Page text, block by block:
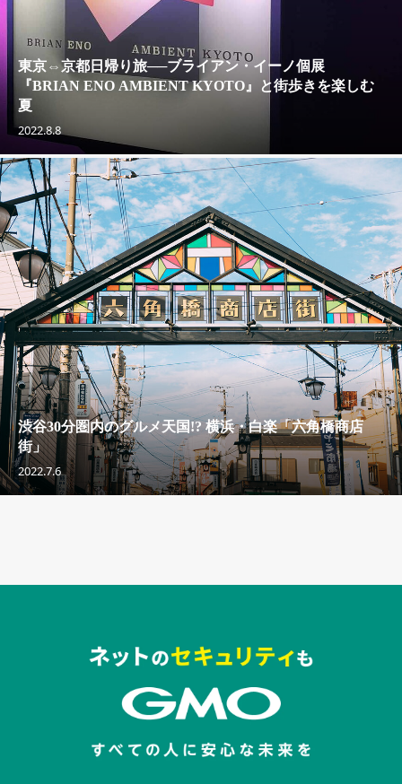
東京⇔京都日帰り旅──ブライアン・イーノ個展
『BRIAN ENO AMBIENT KYOTO』と街歩きを楽しむ
夏
2022.8.8
渋谷30分圏内のグルメ天国!? 横浜・白楽「六角橋商店
街」
2022.7.6
セキュリティキャンペーンでのバナー